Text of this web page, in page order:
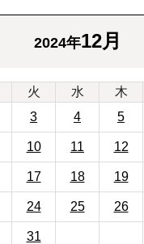
2024年12月
火 水 木
3 4 5
10 11 12
17 18 19
24 25 26
31